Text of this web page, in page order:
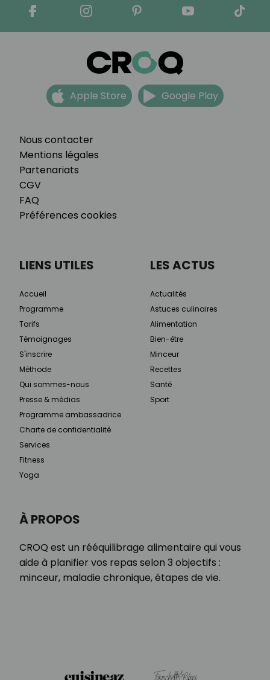
Nous contacter
Mentions légales
Partenariats
CGV
FAQ
Préférences cookies
Apple Store Google Play
À PROPOS
CROQ est un rééquilibrage alimentaire qui vous
aide à planifier vos repas selon 3 objectifs :
minceur, maladie chronique, étapes de vie.
LIENS UTILES
Accueil
Programme
Tarifs
Témoignages
S'inscrire
Méthode
Qui sommes-nous
Presse & médias
Programme ambassadrice
Charte de confidentialité
Services
Fitness
Yoga
LES ACTUS
Actualités
Astuces culinaires
Alimentation
Bien-être
Minceur
Recettes
Santé
Sport